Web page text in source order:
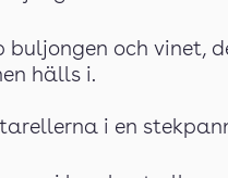
buljongen och
hälls i.
i en